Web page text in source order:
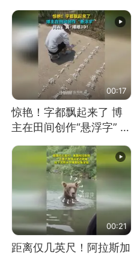
长大：挖了140多朵
00:17
惊艳！字都飘起来了 博
主在田间创作“悬浮字” 网
友：真·裸眼3D！
00:21
距离仅几英尺！阿拉斯加